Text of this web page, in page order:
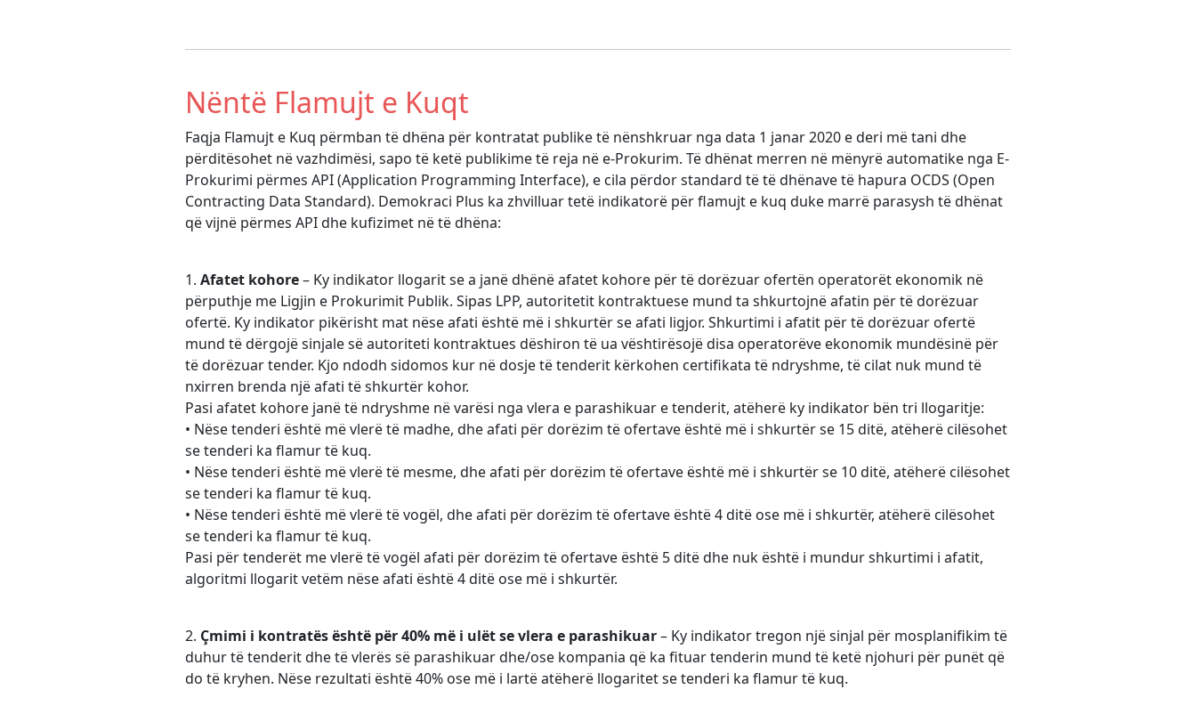
Nëntë Flamujt e Kuqt
Faqja Flamujt e Kuq përmban të dhëna për kontratat publike të nënshkruar nga data 1 janar 2020 e deri më tani dhe
përditësohet në vazhdimësi, sapo të ketë publikime të reja në e-Prokurim. Të dhënat merren në mënyrë automatike nga E-
Prokurimi përmes API (Application Programming Interface), e cila përdor standard të të dhënave të hapura OCDS (Open
Contracting Data Standard). Demokraci Plus ka zhvilluar tetë indikatorë për flamujt e kuq duke marrë parasysh të dhënat
që vijnë përmes API dhe kufizimet në të dhëna:
1. Afatet kohore– Ky indikator llogarit se a janë dhënë afatet kohore për të dorëzuar ofertën operatorët ekonomik në
përputhje me Ligjin e Prokurimit Publik. Sipas LPP, autoritetit kontraktuese mund ta shkurtojnë afatin për të dorëzuar
ofertë. Ky indikator pikërisht mat nëse afati është më i shkurtër se afati ligjor. Shkurtimi i afatit për të dorëzuar ofertë
mund të dërgojë sinjale së autoriteti kontraktues dëshiron të ua vështirësojë disa operatorëve ekonomik mundësinë për
të dorëzuar tender. Kjo ndodh sidomos kur në dosje të tenderit kërkohen certifikata të ndryshme, të cilat nuk mund të
nxirren brenda një afati të shkurtër kohor.
Pasi afatet kohore janë të ndryshme në varësi nga vlera e parashikuar e tenderit, atëherë ky indikator bën tri llogaritje:
• Nëse tenderi është më vlerë të madhe, dhe afati për dorëzim të ofertave është më i shkurtër se 15 ditë, atëherë cilësohet
se tenderi ka flamur të kuq.
• Nëse tenderi është më vlerë të mesme, dhe afati për dorëzim të ofertave është më i shkurtër se 10 ditë, atëherë cilësohet
se tenderi ka flamur të kuq.
• Nëse tenderi është më vlerë të vogël, dhe afati për dorëzim të ofertave është 4 ditë ose më i shkurtër, atëherë cilësohet
se tenderi ka flamur të kuq.
Pasi për tenderët me vlerë të vogël afati për dorëzim të ofertave është 5 ditë dhe nuk është i mundur shkurtimi i afatit,
algoritmi llogarit vetëm nëse afati është 4 ditë ose më i shkurtër.
2. Çmimi i kontratës është për 40% më i ulët se vlera e parashikuar– Ky indikator tregon një sinjal për mosplanifikim të
duhur të tenderit dhe të vlerës së parashikuar dhe/ose kompania që ka fituar tenderin mund të ketë njohuri për punët që
do të kryhen. Nëse rezultati është 40% ose më i lartë atëherë llogaritet se tenderi ka flamur të kuq.